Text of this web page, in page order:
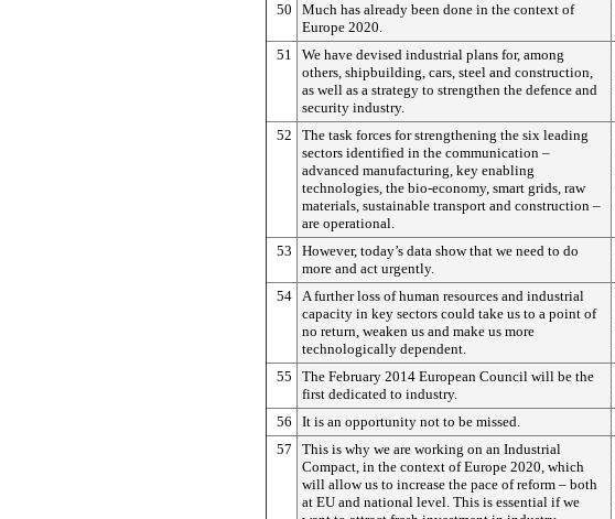
50
Much has already been done in the context of
Europe 2020.
51
We have devised industrial plans for, among
others, shipbuilding, cars, steel and construction,
as well as a strategy to strengthen the defence and
security industry.
52
The task forces for strengthening the six leading
sectors identified in the communication –
advanced manufacturing, key enabling
technologies, the bio-economy, smart grids, raw
materials, sustainable transport and construction –
are operational.
53
However, today’s data show that we need to do
more and act urgently.
54 A further loss of human resources and industrial
capacity in key sectors could take us to a point of
no return, weaken us and make us more
technologically dependent.
55
The February 2014 European Council will be the
first dedicated to industry.
56
It is an opportunity not to be missed.
57
This is why we are working on an Industrial
Compact, in the context of Europe 2020, which
will allow us to increase the pace of reform – both
at EU and national level. This is essential if we